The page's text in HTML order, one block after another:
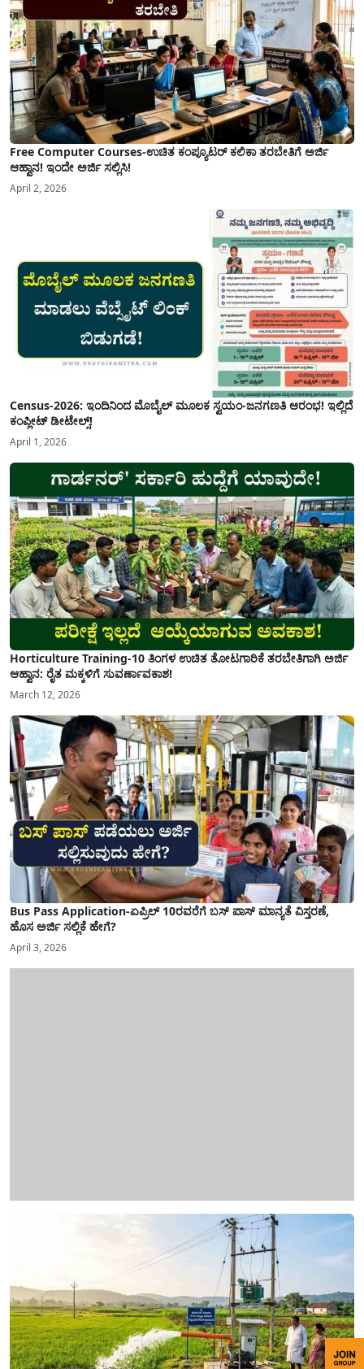
Free Computer Courses-ಉಚಿತ ಕಂಪ್ಯೂಟರ್ ಕಲಿಕಾ ತರಬೇತಿಗೆ ಅರ್ಜಿ
ಆಹ್ವಾನ! ಇಂದೇ ಅರ್ಜಿ ಸಲ್ಲಿಸಿ!
April 2, 2026
Census-2026: ಇಂದಿನಿಂದ ಮೊಬೈಲ್ ಮೂಲಕ ಸ್ವಯಂ-ಜನಗಣತಿ ಆರಂಭ! ಇಲ್ಲಿದೆ
ಕಂಪ್ಲೀಟ್ ಡೀಟೇಲ್ಸ್!
April 1, 2026
Horticulture Training-10 ತಿಂಗಳ ಉಚಿತ ತೋಟಗಾರಿಕೆ ತರಬೇತಿಗಾಗಿ ಅರ್ಜಿ
ಆಹ್ವಾನ: ರೈತ ಮಕ್ಕಳಿಗೆ ಸುವರ್ಣಾವಕಾಶ!
March 12, 2026
Bus Pass Application-ಏಪ್ರಿಲ್ 10ರವರೆಗೆ ಬಸ್ ಪಾಸ್ ಮಾನ್ಯತೆ ವಿಸ್ತರಣೆ,
ಹೊಸ ಅರ್ಜಿ ಸಲ್ಲಿಕೆ ಹೇಗೆ?
April 3, 2026